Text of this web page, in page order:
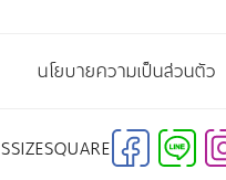
นโยบายความเป็นส่วนตัว